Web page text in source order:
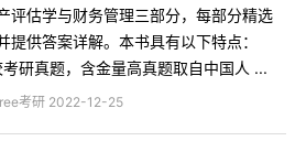
评估学与财务管理三部分，每部分精选
供答案详解。本书具有以下特点：
考研真题，含金量高真题取自中国人 ...
考研 2022-12-25